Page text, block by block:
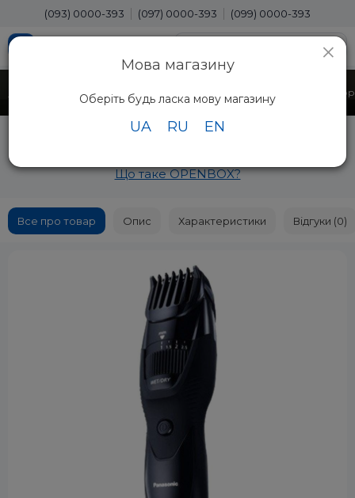
(093) 0000-393 (097) 0000-393 (099) 0000-393
Краса Машинки для стрижки Тример для стрижки
×
Мова магазину
Оберіть будь ласка мову магазину
UA RU EN
Тример для стрижки бороди та вусів Panasonic
Що таке OPENBOX?
Все про товар Опис Характеристики Відгуки (0)